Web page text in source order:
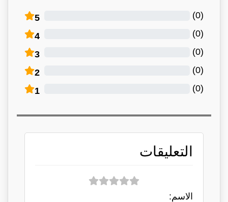
5 (
0
)
4 (
0
)
3 (
0
)
2 (
0
)
1 (
0
)
التعليقات
الاسم: